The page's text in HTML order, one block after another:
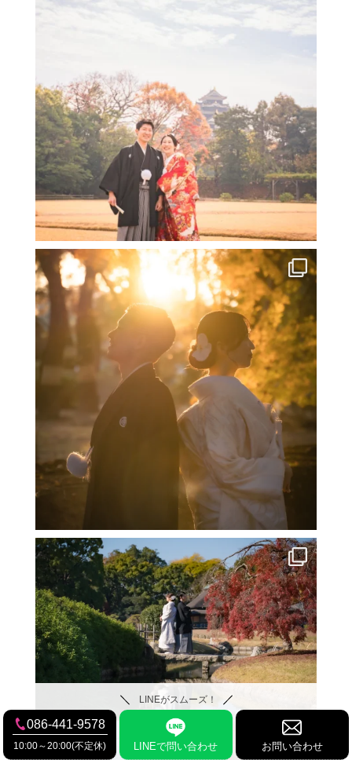
LINEがスムーズ！
086-441-9578
10:00～20:00(不定休) LINEで問い合わせ お問い合わせ